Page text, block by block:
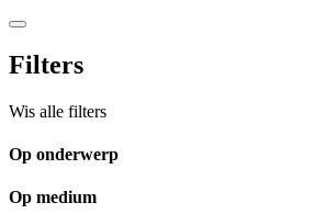
Filters
Wis alle filters
Op onderwerp
Op medium